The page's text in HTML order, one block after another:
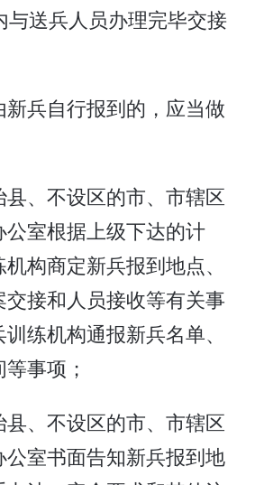
与送兵人员办理完毕交接
兵自行报到的，应当做
县、不设区的市、市辖区
公室根据上级下达的计
构商定新兵报到地点、
接和人员接收等有关事
练机构通报新兵名单、
事项；
县、不设区的市、市辖区
公室书面告知新兵报到地